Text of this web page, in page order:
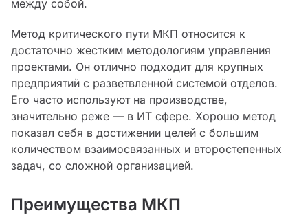
между собой.
Метод критического пути МКП относится к
достаточно жестким методологиям управления
проектами. Он отлично подходит для крупных
предприятий с разветвленной системой отделов.
Его часто используют на производстве,
значительно реже — в ИТ сфере. Хорошо метод
показал себя в достижении целей с большим
количеством взаимосвязанных и второстепенных
задач, со сложной организацией.
Преимущества МКП